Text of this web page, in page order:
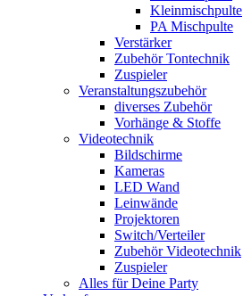
Kleinmischpulte
PA Mischpulte
Verstärker
Zubehör Tontechnik
Zuspieler
Veranstaltungszubehör
diverses Zubehör
Vorhänge & Stoffe
Videotechnik
Bildschirme
Kameras
LED Wand
Leinwände
Projektoren
Switch/Verteiler
Zubehör Videotechnik
Zuspieler
Alles für Deine Party